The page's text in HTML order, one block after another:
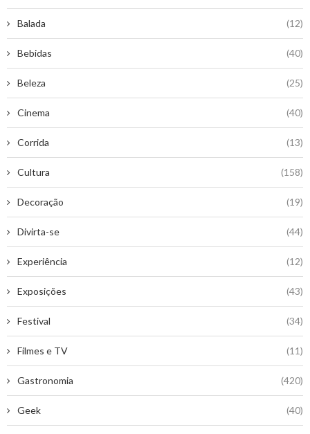
Balada (12)
Bebidas (40)
Beleza (25)
Cinema (40)
Corrida (13)
Cultura (158)
Decoração (19)
Divirta-se (44)
Experiência (12)
Exposições (43)
Festival (34)
Filmes e TV (11)
Gastronomia (420)
Geek (40)